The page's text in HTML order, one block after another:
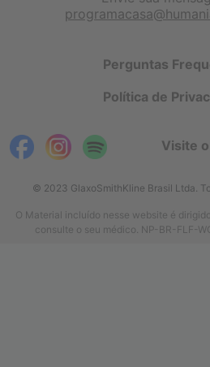
Perguntas
Política de
Visite
© 2023 GlaxoSmithKline Brasil Ltda.
O Material incluído nesse website é
consulte o seu médico. NP-BR-FLF-